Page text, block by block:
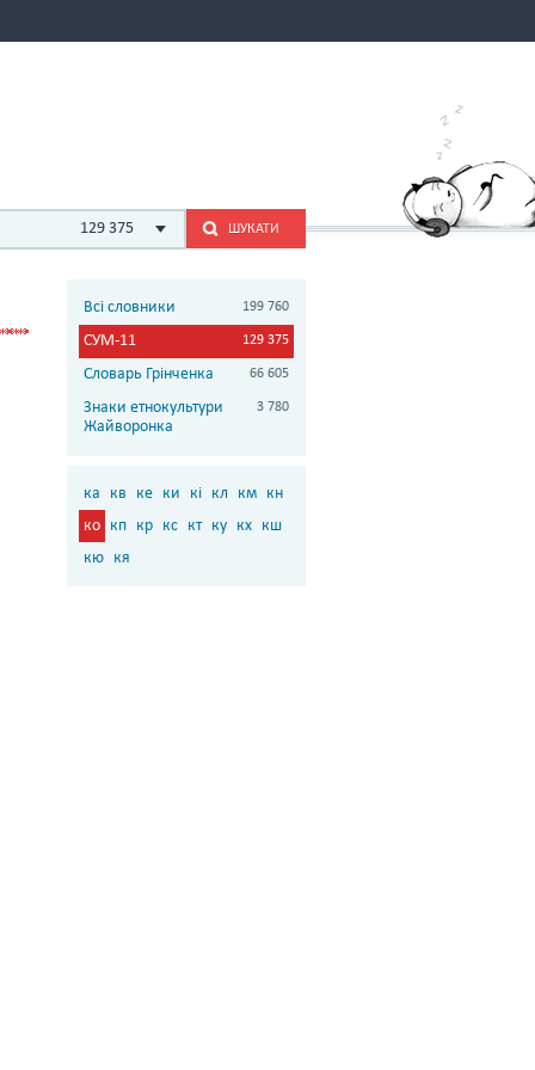
129 375 ШУКАТИ
Всі словники 199 760
СУМ-11 129 375
Словарь Грінченка 66 605
Знаки етнокультури
Жайворонка
3 780
ка кв ке ки кі кл км кн
ко кп кр кс кт ку кх кш
кю кя